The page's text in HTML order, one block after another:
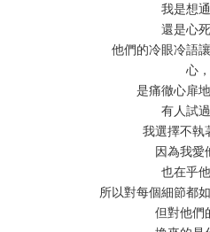
我是想
還是心
他們的冷眼冷語
心，
是痛徹心扉
有人試
我選擇不執
因為我愛
也在乎
所以對每個細節都
但對他們